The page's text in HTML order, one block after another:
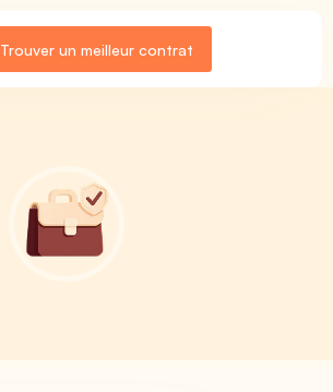
Trouver un meilleur contrat